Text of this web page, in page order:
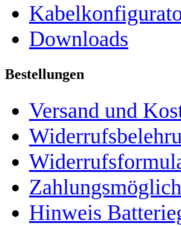
Downloads
Bestellungen
Versand und
Hinweis